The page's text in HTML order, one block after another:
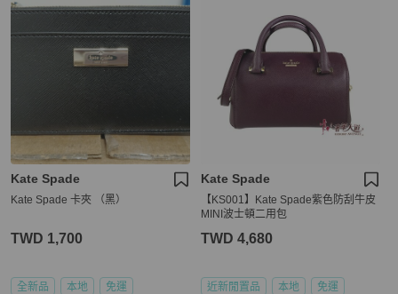
Kate Spade
Kate Spade 卡夾 （黑）
TWD 1,700
全新品 本地 免運
Kate Spade
【KS001】Kate Spade紫色防刮牛皮
MINI波士頓二用包
TWD 4,680
近新閒置品 本地 免運